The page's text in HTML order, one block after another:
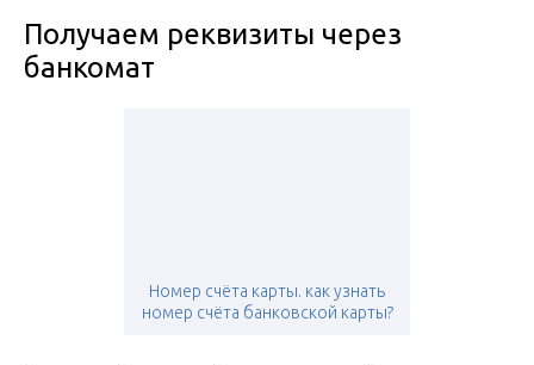
Получаем реквизиты через
банкомат
Номер счёта карты. как узнать
номер счёта банковской карты?